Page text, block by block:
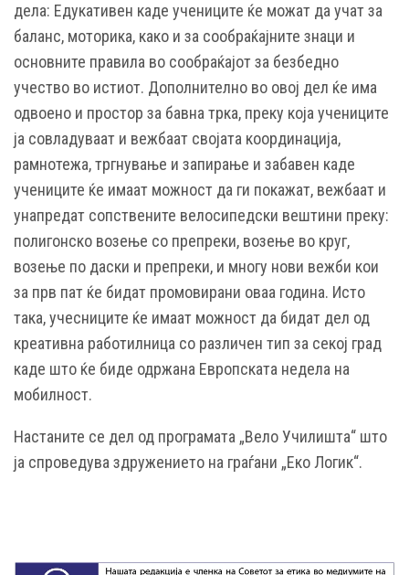
дела: Едукативен каде учениците ќе можат да учат за
баланс, моторика, како и за сообраќајните знаци и
основните правила во сообраќајот за безбедно
учество во истиот. Дополнително во овој дел ќе има
одвоено и простор за бавна трка, преку која учениците
ја совладуваат и вежбаат својата координација,
рамнотежа, тргнување и запирање и забавен каде
учениците ќе имаат можност да ги покажат, вежбаат и
унапредат сопствените велосипедски вештини преку:
полигонско возење со препреки, возење во круг,
возење по даски и препреки, и многу нови вежби кои
за прв пат ќе бидат промовирани оваа година. Исто
така, учесниците ќе имаат можност да бидат дел од
креативна работилница со различен тип за секој град
каде што ќе биде одржана Европската недела на
мобилност.
Настаните се дел од програмата „Вело Училишта“ што
ја спроведува здружението на граѓани „Еко Логик“.